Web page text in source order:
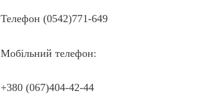
Телефон (0542)771-649
Мобільний телефон:
+380 (067)404-42-44